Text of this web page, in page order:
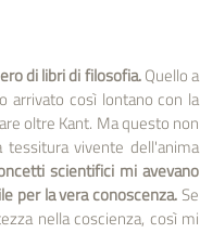
di libri di filosofia. Quello a
arrivato così lontano con la
oltre Kant. Ma questo non
vivente dell'anima
scientifici mi avevano
per la vera conoscenza. Se
nella coscienza, così mi